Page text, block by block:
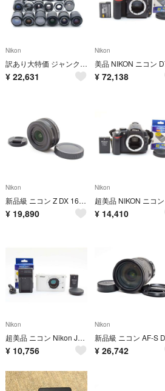
Nikon
訳あり大特価 ジャンク MF NIKON CANON 合計23個 M557
¥ 22,631
Nikon
¥ 72,138
Nikon
新品級 ニコン Z DX 16-50mm F3.5-6.3 ブラック H205
¥ 19,890
Nikon
¥ 14,410
Nikon
超美品 ニコン Nikon J1 ホワイト ショット数 2,258枚 M807
¥ 10,756
Nikon
¥ 26,742